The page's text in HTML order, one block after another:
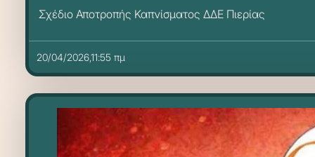
Σχέδιο Αποτροπής Καπνίσματος ΔΔΕ Πιερίας
20/04/2026,11:55 πμ